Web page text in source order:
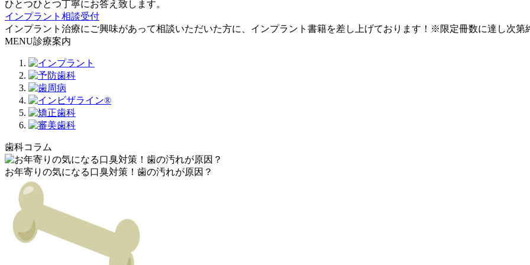
ひとつひとつ丁寧にお答え致します。
インプラント相談受付
インプラント治療にご興味があって相談いただいた方に、インプラント書籍を差し上げております！※限定冊数に達し次第
MENU診療案内
歯科コラム
お年寄りの気になる口臭対策！歯の汚れが原因？